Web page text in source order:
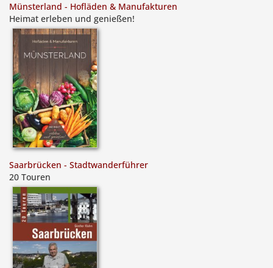
Münsterland - Hofläden & Manufakturen
Heimat erleben und genießen!
Saarbrücken - Stadtwanderführer
20 Touren